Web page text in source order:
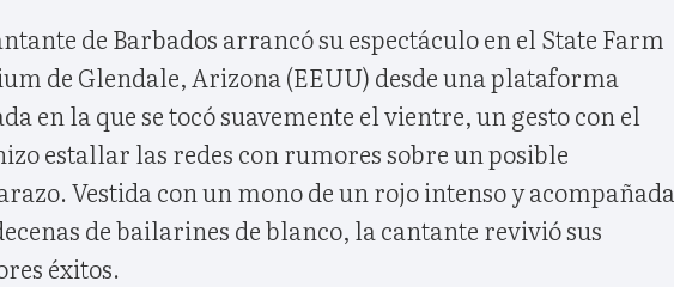
de Barbados arrancó su espectáculo en el State Farm
de Glendale, Arizona (EEUU) desde una plataforma
en la que se tocó suavemente el vientre, un gesto con el
estallar las redes con rumores sobre un posible
Vestida con un mono de un rojo intenso y acompañada
de bailarines de blanco, la cantante revivió sus
éxitos.